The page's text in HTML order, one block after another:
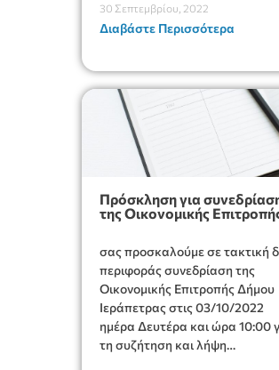
Παγκόσμιας Ημέρας Τουρισμού.
30 Σεπτεμβρίου, 2022
Διαβάστε Περισσότερα
Πρόσκληση για
της Οικονομικής
σας προσκαλούμε σε τακτική
περιφοράς συνεδρίαση της
Οικονομικής Επιτροπής Δήμου
Ιεράπετρας στις 03/10/2022
ημέρα Δευτέρα και ώρα 10:00
τη συζήτηση και λήψη